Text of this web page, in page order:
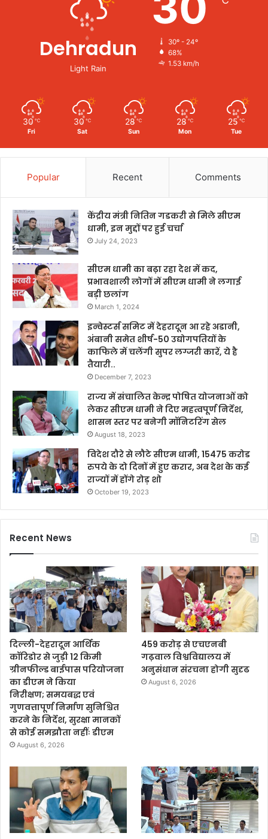
Dehradun
Light Rain
30º - 24º
68%
1.53 km/h
30 ℃
Fri
30 ℃
Sat
28 ℃
Sun
28 ℃
Mon
25 ℃
Tue
Popular Recent Comments
केंद्रीय मंत्री नितिन गडकरी से मिले सीएम
धामी, इन मुद्दों पर हुई चर्चा
July 24, 2023
सीएम धामी का बढ़ा रहा देश में कद,
प्रभावशाली लोगों में सीएम धामी ने लगाई
बड़ी छलांग
March 1, 2024
इन्वेस्टर्स समिट में देहरादून आ रहे अडानी,
अंबानी समेत शीर्ष-50 उद्योगपतियों के
काफिले में चलेंगी सुपर लग्जरी कारें, ये है
तैयारी..
December 7, 2023
राज्य में संचालित केन्द्र पोषित योजनाओं को
लेकर सीएम धामी ने दिए महत्वपूर्ण निर्देश,
शासन स्तर पर बनेगी मॉनिटरिंग सेल
August 18, 2023
विदेश दौरे से लौटे सीएम धामी, 15475 करोड
रुपये के दो दिनों में हुए करार, अब देश के कई
राज्यों में होंगे रोड़ शो
October 19, 2023
Recent News
दिल्ली-देहरादून आर्थिक
कॉरिडोर से जुड़ी 12 किमी
ग्रीनफील्ड बाईपास परियोजना
का डीएम ने किया
निरीक्षण; समयबद्ध एवं
गुणवत्तापूर्ण निर्माण सुनिश्चित
करने के निर्देश, सुरक्षा मानकों
से कोई समझौता नहींः डीएम
August 6, 2026
459 करोड़ से एचएनबी
गढ़वाल विश्वविद्यालय में
अनुसंधान संरचना होगी सुदृढ
August 6, 2026